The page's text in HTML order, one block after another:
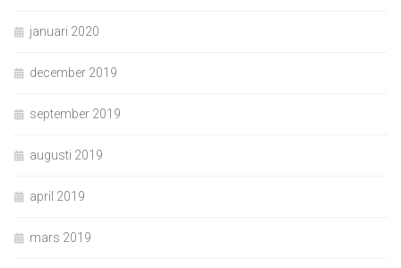
januari 2020
december 2019
september 2019
augusti 2019
april 2019
mars 2019